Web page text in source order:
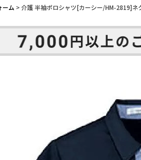
ーム 介護 半袖ポロシャツ[カーシー/HM-2819]ネ